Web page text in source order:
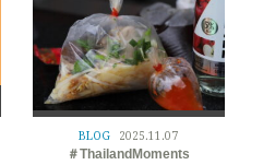
>
BLOG 2025.11.07
＃ThailandMoments